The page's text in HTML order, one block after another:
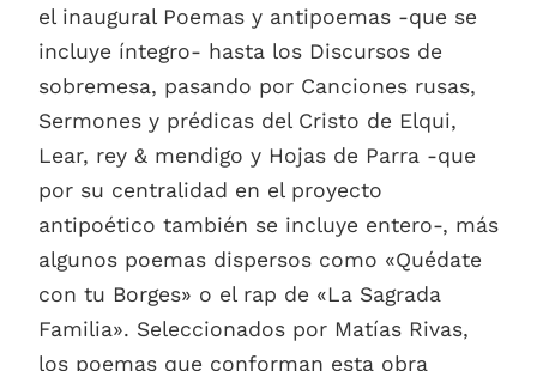
el inaugural Poemas y antipoemas -que se
incluye íntegro- hasta los Discursos de
sobremesa, pasando por Canciones rusas,
Sermones y prédicas del Cristo de Elqui,
Lear, rey & mendigo y Hojas de Parra -que
por su centralidad en el proyecto
antipoético también se incluye entero-, más
algunos poemas dispersos como «Quédate
con tu Borges» o el rap de «La Sagrada
Familia». Seleccionados por Matías Rivas,
los poemas que conforman esta obra